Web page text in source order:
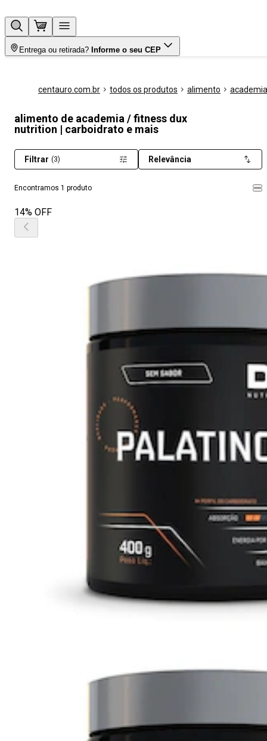
Entrega ou retirada? Informe o seu CEP
centauro.com.br todos os produtos alimento
alimento de academia / fitness dux
nutrition | carboidrato e mais
Encontramos 1 produto
Filtrar (3) Relevância
14% OFF